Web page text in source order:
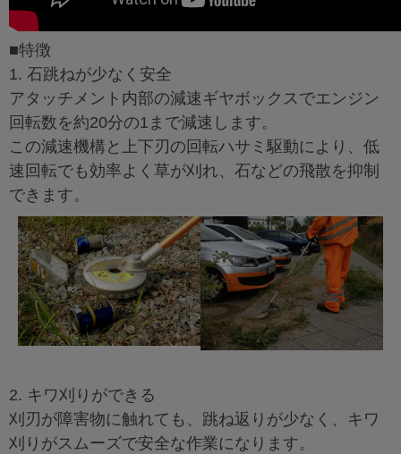
■特徴
1. 石跳ねが少なく安全
アタッチメント内部の減速ギヤボックスでエンジン
回転数を約20分の1まで減速します。
この減速機構と上下刃の回転ハサミ駆動により、低
速回転でも効率よく草が刈れ、石などの飛散を抑制
できます。
2. キワ刈りができる
刈刃が障害物に触れても、跳ね返りが少なく、キワ
刈りがスムーズで安全な作業になります。